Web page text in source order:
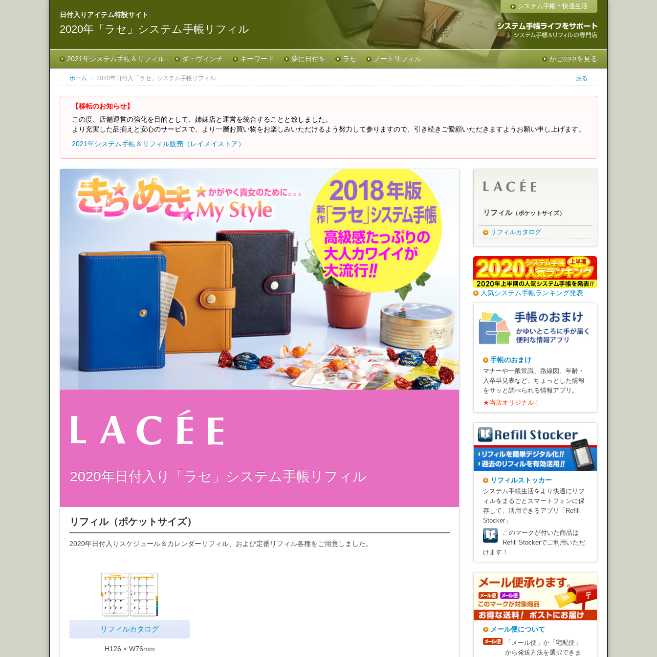
システム手帳＊快適生活
日付入りアイテム特設サイト
2020年「ラセ」システム手帳リフィル
2021年システム手帳＆リフィル ダ・ヴィンチ キーワード 夢に日付を ラセ ノートリフィル かごの中を見る
戻る
ホーム / 2020年日付入「ラセ」システム手帳リフィル
【移転のお知らせ】
この度、店舗運営の強化を目的として、姉妹店と運営を統合することと致しました。
より充実した品揃えと安心のサービスで、より一層お買い物をお楽しみいただけるよう努力して参りますので、引き続きご愛顧いただきますようお願い申し上げます。
2021年システム手帳＆リフィル販売（レイメイストア）
2020年日付入り「ラセ」システム手帳リフィル
リフィル（ポケットサイズ）
2020年日付入りスケジュール＆カレンダーリフィル、および定番リフィル各種をご用意しました。
リフィルカタログ
H126 × W76mm
リフィル（ポケットサイズ）
リフィルカタログ
人気システム手帳ランキング発表
手帳のおまけ
マナーや一般常識、路線図、年齢・
入卒早見表など、ちょっとした情報
をサッと調べられる情報アプリ。
★当店オリジナル！
リフィルストッカー
システム手帳生活をより快適にリフ
ィルをまるごとスマートフォンに保
存して、活用できるアプリ「Refill
Stocker」
このマークが付いた商品は
Refill Stockerでご利用いただ
けます！
メール便について
「メール便」か「宅配便」
から発送方法を選択できま